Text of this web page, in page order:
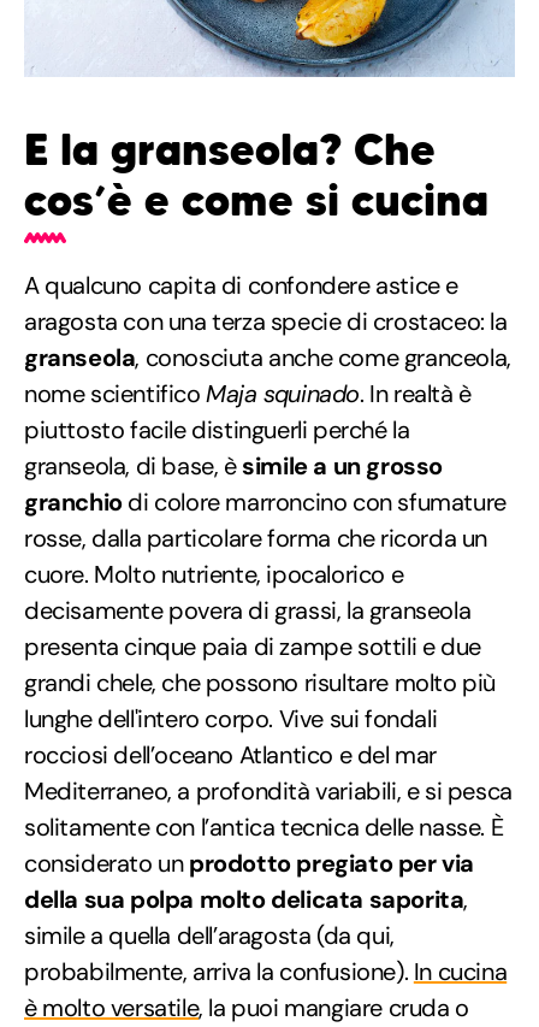
E la granseola? Che
cos’è e come si cucina
A qualcuno capita di confondere astice e
aragosta con una terza specie di crostaceo: la
granseola, conosciuta anche come granceola,
nome scientificoMaja squinado. In realtà è
piuttosto facile distinguerli perché la
granseola, di base, èsimile a un grosso
granchiodi colore marroncino con sfumature
rosse, dalla particolare forma che ricorda un
cuore. Molto nutriente, ipocalorico e
decisamente povera di grassi, la granseola
presenta cinque paia di zampe sottili e due
grandi chele, che possono risultare molto più
lunghe dell'intero corpo. Vive sui fondali
rocciosi dell’oceano Atlantico e del mar
Mediterraneo, a profondità variabili, e si pesca
solitamente con l’antica tecnica delle nasse. È
considerato unprodotto pregiato per via
della sua polpa molto delicata saporita,
simile a quella dell’aragosta (da qui,
probabilmente, arriva la confusione). In cucina
è molto versatile, la puoi mangiare cruda o